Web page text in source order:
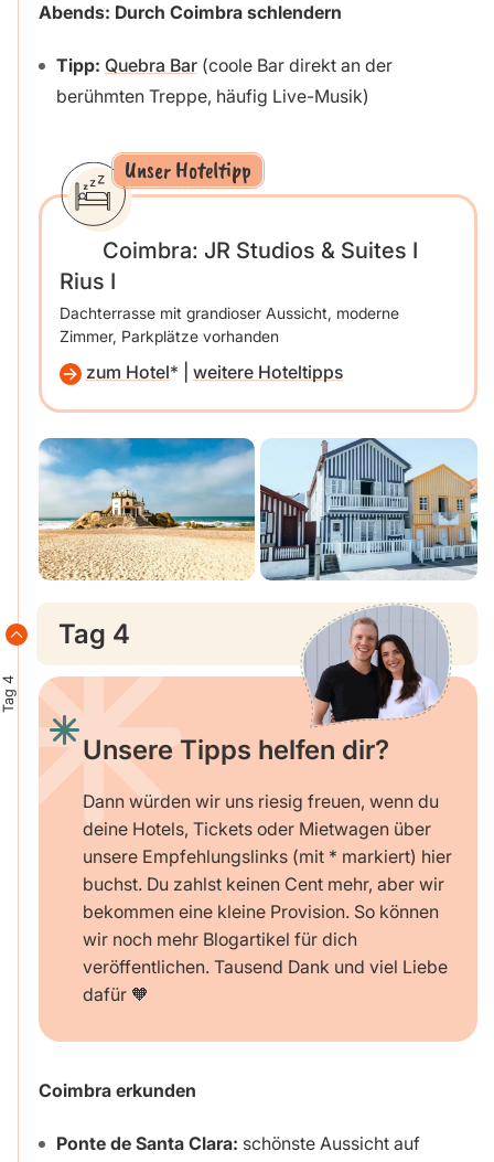
Abends: Durch Coimbra schlendern
Tipp: Quebra Bar(coole Bar direkt an der
berühmten Treppe, häufig Live-Musik)
Unser Hoteltipp
Coimbra: JR Studios & Suites I
Rius I
Dachterrasse mit grandioser Aussicht, moderne
Zimmer, Parkplätze vorhanden
zum Hotel weitere Hoteltipps
Tag 4
Tag 4
Unsere Tipps helfen dir?
Dann würden wir uns riesig freuen, wenn du
deine Hotels, Tickets oder Mietwagen über
unsere Empfehlungslinks (mit * markiert) hier
buchst. Du zahlst keinen Cent mehr, aber wir
bekommen eine kleine Provision. So können
wir noch mehr Blogartikel für dich
veröffentlichen. Tausend Dank und viel Liebe
dafür 🧡
Coimbra erkunden
Ponte de Santa Clara: schönste Aussicht auf